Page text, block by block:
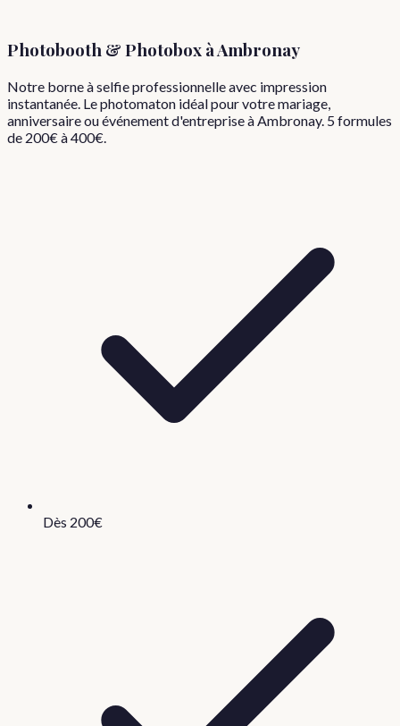
Photobooth & Photobox àAmbronay
Notre borne à selfie professionnelle avec impression
instantanée. Le photomaton idéal pour votre mariage,
anniversaire ou événement d'entreprise àAmbronay. 5 formules
de 200€ à 400€.
Dès 200€